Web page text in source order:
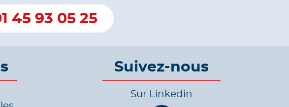
45 93 05 25
Suivez-nous
Sur Linkedin